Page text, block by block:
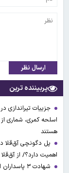
ارسال نظر
پربیننده ترین
جزییات تیراندازی
اسلحه کمری، شماری
هستند
پل دگونچی آق‌قلا
اهمیت دارد؟/ از
شهادت ۳ ‌پاسداران استان زنجان در حمله موشکی آمریکا